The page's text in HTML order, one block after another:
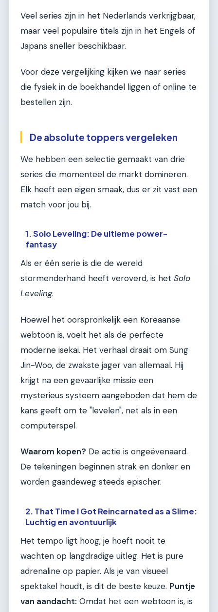
Veel series zijn in het Nederlands verkrijgbaar,
maar veel populaire titels zijn in het Engels of
Japans sneller beschikbaar.
Voor deze vergelijking kijken we naar series
die fysiek in de boekhandel liggen of online te
bestellen zijn.
De absolute toppers vergeleken
We hebben een selectie gemaakt van drie
series die momenteel de markt domineren.
Elk heeft een eigen smaak, dus er zit vast een
match voor jou bij.
1. Solo Leveling: De ultieme power-
fantasy
Als er één serie is die de wereld
stormenderhand heeft veroverd, is het Solo
Leveling.
Hoewel het oorspronkelijk een Koreaanse
webtoon is, voelt het als de perfecte
moderne isekai. Het verhaal draait om Sung
Jin-Woo, de zwakste jager van allemaal. Hij
krijgt na een gevaarlijke missie een
mysterieus systeem aangeboden dat hem de
kans geeft om te "levelen", net als in een
computerspel.
Waarom kopen? De actie is ongeëvenaard.
De tekeningen beginnen strak en donker en
worden gaandeweg steeds epischer.
2. That Time I Got Reincarnated as a Slime:
Luchtig en avontuurlijk
Het tempo ligt hoog; je hoeft nooit te
wachten op langdradige uitleg. Het is pure
adrenaline op papier. Als je van visueel
spektakel houdt, is dit de beste keuze. Puntje
van aandacht: Omdat het een webtoon is, is